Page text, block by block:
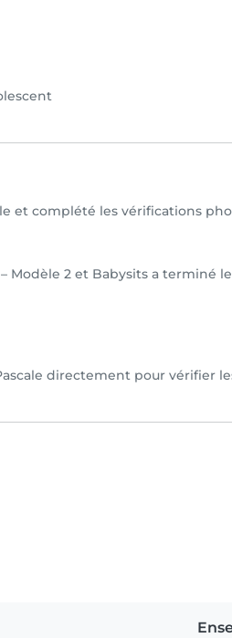
et complété les vérifications
Modèle 2 et Babysits a terminé
directement pour vérifier